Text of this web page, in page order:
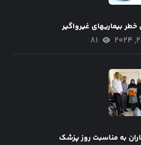
بیماریهای غیرواگیر
۸۱
به مناسبت روز پزشک